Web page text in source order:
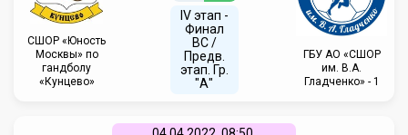
CШОР «Юность
Москвы» по
гандболу
«Кунцево»
IV этап -
Финал
ВС /
Предв.
этап. Гр.
"А"
ГБУ АО «СШОР
им. В.А.
Гладченко» - 1